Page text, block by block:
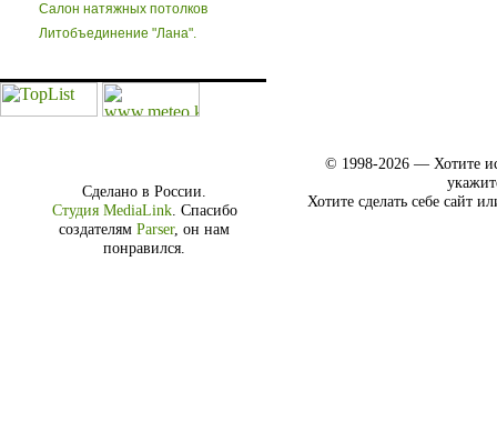
Салон натяжных потолков
Литобъединение "Лана".
Сделано в России.
Студия MediaLink. Спасибо
создателям Parser, он нам
понравился.
© 1998-2026 — Хотите
Хотите сделать себе сайт